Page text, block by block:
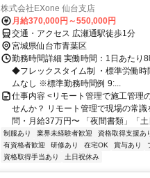
株式会社EXone 仙台支店
月給370,000円～550,000円
交通・アクセス 広瀬通駅徒歩1分
宮城県仙台市青葉区
勤務時間詳細 実働時間：1日あたり
◆フレックスタイム制 ・標準労働時
ムなし ※標準勤務時間例 9:...
仕事内容 <リモート管理で施工管理
せんか？ リモート管理で現場の常
問・月給37万円〜 「夜間書類」「
制服あり 業界未経験者歓迎 資格取得支援あ
有資格者歓迎
研修あり 在宅OK 賞与あり
資格取得手当あり
土日祝休み